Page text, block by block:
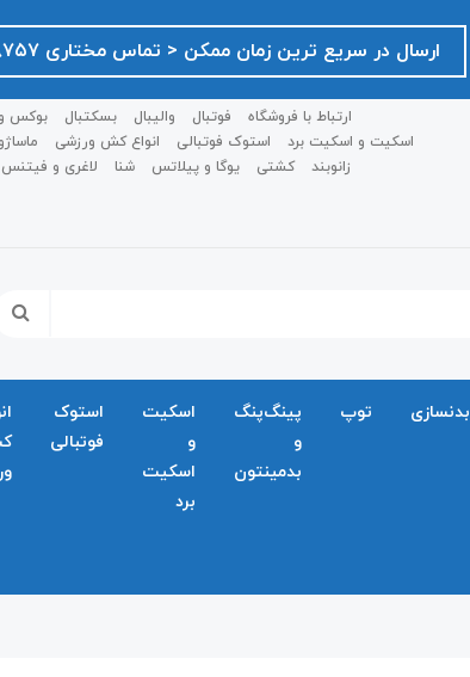
ارسال در سریع ترین زمان ممکن ‌< تماس مختاری ۰۹۱۲۷۵۱۸۷۵۷ >
ارتباط با فروشگاه فوتبال والیبال بسکتبال بوکس
اسکیت و اسکیت برد
استوک فوتبالی انواع کش ورزشی
زانوبند
کشتی یوگا و پیلاتس شنا لاغری و فیتنس
بدنسازی توپ
پینگ‌پنگ
و
بدمينتون
اسکیت
و
اسکیت
برد
استوک
فوتبالی